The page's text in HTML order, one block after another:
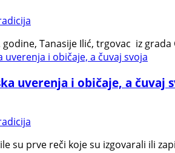
Tanasije Ilić, trgovac iz
uverenja i običaje, a čuvaj
su prve reči koje su izgovarali ili